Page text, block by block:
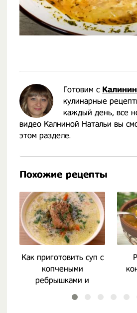
Готовим с
кулинарные
каждый день, все
видео Калниной Натальи вы
этом разделе.
Похожие рецепты
Как приготовить суп с
копчеными
ребрышками и
огурцами